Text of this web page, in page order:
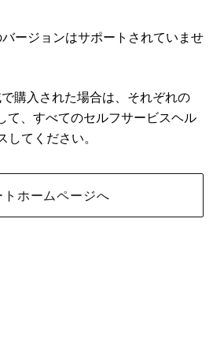
ージョンはサポートされていませ
購入された場合は、それぞれの
て、すべてのセルフサービスヘル
してください。
トホームページへ